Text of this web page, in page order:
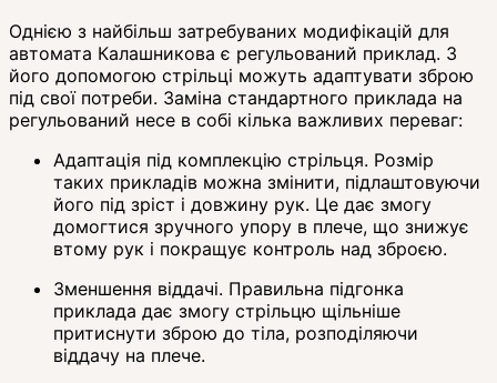
Однією з найбільш затребуваних модифікацій для
автомата Калашникова є регульований приклад. З
його допомогою стрільці можуть адаптувати зброю
під свої потреби. Заміна стандартного приклада на
регульований несе в собі кілька важливих переваг:
Адаптація під комплекцію стрільця. Розмір
таких прикладів можна змінити, підлаштовуючи
його під зріст і довжину рук. Це дає змогу
домогтися зручного упору в плече, що знижує
втому рук і покращує контроль над зброєю.
Зменшення віддачі. Правильна підгонка
приклада дає змогу стрільцю щільніше
притиснути зброю до тіла, розподіляючи
віддачу на плече.